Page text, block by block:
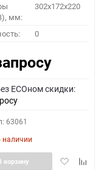
мм:
302x172x220
0
ECOном скидки:
63061
наличии
Добавить
корзину